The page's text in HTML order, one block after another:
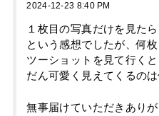
2024-12-23 8:40 PM
１枚目の写真だけを見た
という感想でしたが、何
ツーショットを見て行く
だん可愛く見えてくるの
無事届けていただきあり